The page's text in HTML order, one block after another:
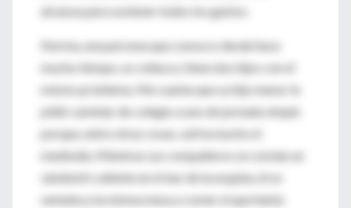
alcanza para sostener todos los gastos.
Norma, una persona que conozco desde hace
mucho tiempo, es celíaca y tiene dos hijos con el
mismo problema. Me cuenta que su hijo menor le
pidió cambiar de colegio a uno de jornada simple
porque, entre otras cosas, sufría mucho el
mediodía. Mientras sus compañeros se comían un
sándwich caliente en el bar de la esquina, él se
sentaba a la misma mesa a comer el que había